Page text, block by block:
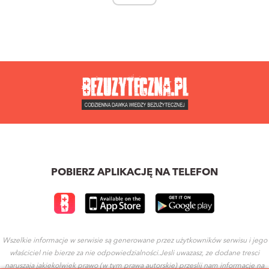
POBIERZ APLIKACJĘ NA TELEFON
Wszelkie informacje w serwisie są generowane przez użytkowników serwisu i jego
właściciel nie bierze za nie odpowiedzialności.Jesli uwazasz, ze dodane tresci
naruszaja jakiekolwiek prawo (w tym prawa autorskie) przeslij nam informacje na